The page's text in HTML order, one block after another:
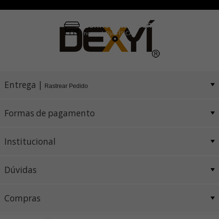
Conheça também
nossa LOJA FÍSICA
Entrega | Rastrear Pedido
Formas de pagamento
Institucional
Dúvidas
Compras